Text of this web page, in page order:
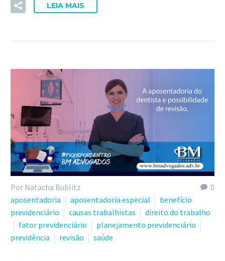
LEIA MAIS
0
Por Natacha Bublitz
aposentadoria
aposentadoria especial
benefício
previdenciário
causas trabalhistas
direito do trabalho
fator previdenciário
planejamento previdenciário
previdência
revisão saúde